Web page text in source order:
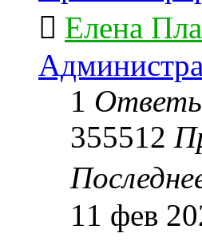
Елена
1
355512
11 фев